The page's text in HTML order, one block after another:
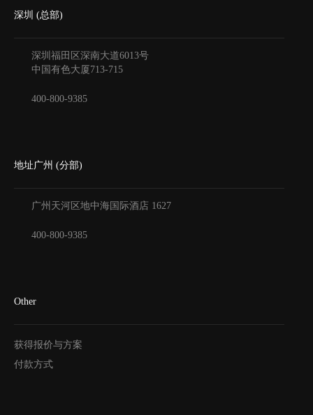
深圳 (总部)
深圳福田区深南大道6013号
中国有色大厦713-715
400-800-9385
地址广州 (分部)
广州天河区地中海国际酒店 1627
400-800-9385
Other
获得报价与方案
付款方式